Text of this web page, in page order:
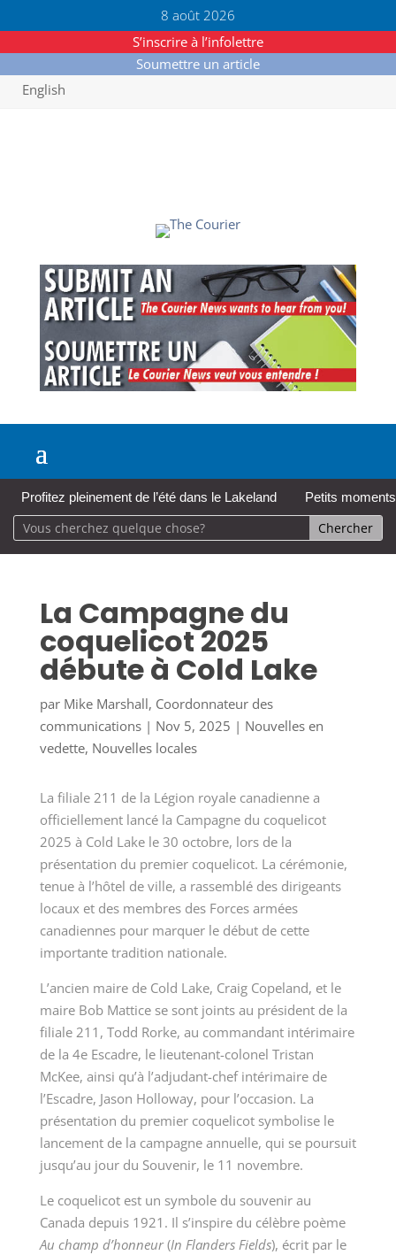
8 août 2026
S’inscrire à l’infolettre
Soumettre un article
English
Profitez pleinement de l’été dans le Lakeland Petits
La Campagne du
coquelicot 2025
débute à Cold Lake
par Mike Marshall, Coordonnateur des
communications| Nov 5, 2025 | Nouvelles en
vedette, Nouvelles locales
La filiale 211 de la Légion royale canadienne a
officiellement lancé la Campagne du coquelicot
2025 à Cold Lake le 30 octobre, lors de la
présentation du premier coquelicot. La cérémonie,
tenue à l’hôtel de ville, a rassemblé des dirigeants
locaux et des membres des Forces armées
canadiennes pour marquer le début de cette
importante tradition nationale.
L’ancien maire de Cold Lake, Craig Copeland, et le
maire Bob Mattice se sont joints au président de la
filiale 211, Todd Rorke, au commandant intérimaire
de la 4e Escadre, le lieutenant-colonel Tristan
McKee, ainsi qu’à l’adjudant-chef intérimaire de
l’Escadre, Jason Holloway, pour l’occasion. La
présentation du premier coquelicot symbolise le
lancement de la campagne annuelle, qui se poursuit
jusqu’au jour du Souvenir, le 11 novembre.
Le coquelicot est un symbole du souvenir au
Canada depuis 1921. Il s’inspire du célèbre poème
Au champ d’honneur(In Flanders Fields), écrit par le